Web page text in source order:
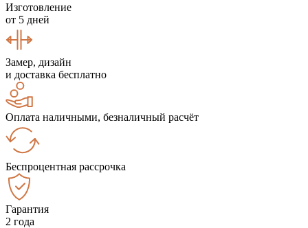
Изготовление
от 5 дней
Замер, дизайн
и доставка бесплатно
Оплата наличными, безналичный расчёт
Беспроцентная рассрочка
Гарантия
2 года